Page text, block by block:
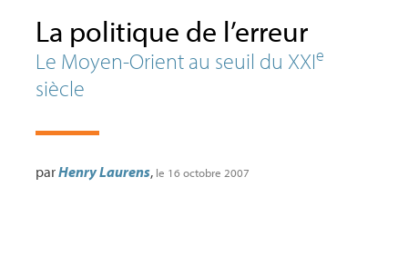
La politique de l’erreur
Le Moyen-Orient au seuil du XXIe
siècle
parHenry Laurens, le 16 octobre 2007